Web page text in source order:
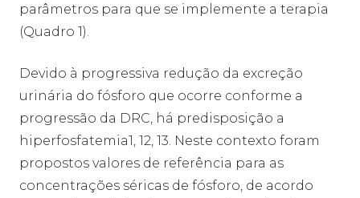
parâmetros para que se implemente a terapia
(Quadro 1).
Devido à progressiva redução da excreção
urinária do fósforo que ocorre conforme a
progressão da DRC, há predisposição a
hiperfosfatemia1, 12, 13. Neste contexto foram
propostos valores de referência para as
concentrações séricas de fósforo, de acordo